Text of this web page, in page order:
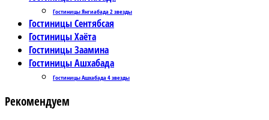
Гостиницы Янгиабада 2 звезды
Гостиницы Сентябсая
Гостиницы Хаёта
Гостиницы Заамина
Гостиницы Ашхабада
Гостиницы Ашхабада 4 звезды
Рекомендуем